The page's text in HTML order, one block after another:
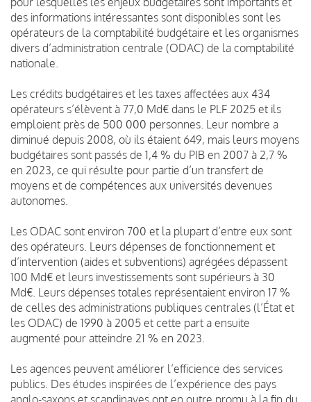
des informations intéressantes sont disponibles sont les
opérateurs de la comptabilité budgétaire et les organismes
divers d’administration centrale (ODAC) de la comptabilité
nationale.
Les crédits budgétaires et les taxes affectées aux 434
opérateurs s’élèvent à 77,0 Md€ dans le PLF 2025 et ils
emploient près de 500 000 personnes. Leur nombre a
diminué depuis 2008, où ils étaient 649, mais leurs moyens
budgétaires sont passés de 1,4 % du PIB en 2007 à 2,7 %
en 2023, ce qui résulte pour partie d’un transfert de
moyens et de compétences aux universités devenues
autonomes.
Les ODAC sont environ 700 et la plupart d’entre eux sont
des opérateurs. Leurs dépenses de fonctionnement et
d’intervention (aides et subventions) agrégées dépassent
100 Md€ et leurs investissements sont supérieurs à 30
Md€. Leurs dépenses totales représentaient environ 17 %
de celles des administrations publiques centrales (l’État et
les ODAC) de 1990 à 2005 et cette part a ensuite
augmenté pour atteindre 21 % en 2023.
Les agences peuvent améliorer l’efficience des services
publics. Des études inspirées de l’expérience des pays
anglo-saxons et scandinaves ont en outre promu à la fin du